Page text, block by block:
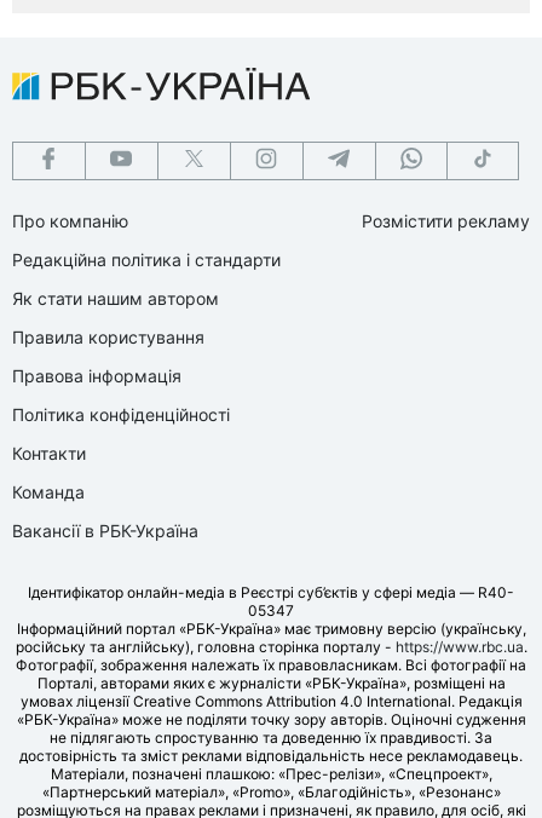
Про компанію
Редакційна політика і стандарти
Як стати нашим автором
Правила користування
Правова інформація
Політика конфіденційності
Контакти
Команда
Вакансії в РБК-Україна
Розмістити рекламу
Ідентифікатор онлайн-медіа в Реєстрі суб’єктів у сфері медіа — R40-
05347
Інформаційний портал «РБК-Україна» має тримовну версію (українську,
російську та англійську), головна сторінка порталу - https://www.rbc.ua.
Фотографії, зображення належать їх правовласникам. Всі фотографії на
Порталі, авторами яких є журналісти «РБК-Україна», розміщені на
умовах ліцензії Creative Commons Attribution 4.0 International. Редакція
«РБК-Україна» може не поділяти точку зору авторів. Оціночні судження
не підлягають спростуванню та доведенню їх правдивості. За
достовірність та зміст реклами відповідальність несе рекламодавець.
Матеріали, позначені плашкою: «Прес-релізи», «Спецпроект»,
«Партнерський матеріал», «Promo», «Благодійність», «Резонанс»
розміщуються на правах реклами і призначені, як правило, для осіб, які